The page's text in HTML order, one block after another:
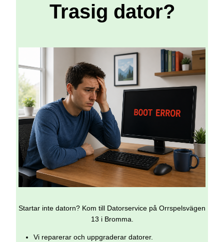
Trasig dator?
Startar inte datorn? Kom till Datorservice på Orrspelsvägen
13 i Bromma.
Vi reparerar och uppgraderar datorer.